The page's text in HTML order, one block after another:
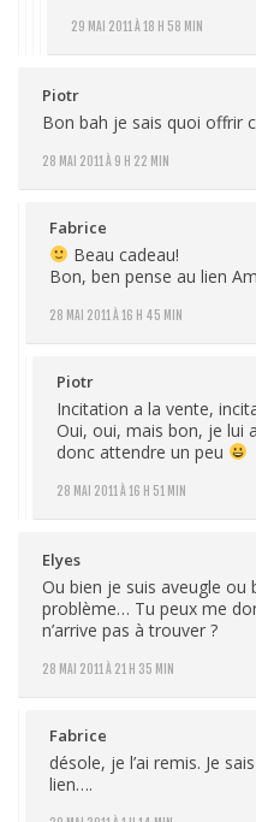
29 MAI 2011 À 18 H 58 MIN
Piotr
28 MAI 2011 À 9 H 22 MIN
Bon bah je sais quoi offrir
Fabrice
28 MAI 2011 À 16 H 45 MIN
Beau cadeau!
Bon, ben pense au lien
Piotr
28 MAI 2011 À 16 H 51 MIN
Incitation a la vente,
Oui, oui, mais bon, je lui
donc attendre un peu
Elyes
28 MAI 2011 À 21 H 35 MIN
Ou bien je suis aveugle ou
problème… Tu peux me
n’arrive pas à trouver ?
Fabrice
désole, je l’ai remis. Je
lien….